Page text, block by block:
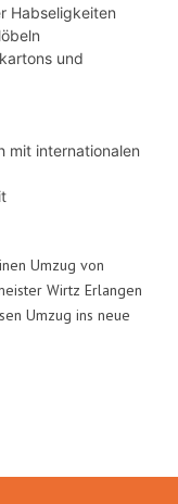
Habseligkeiten
und
mit internationalen
Umzug von
Wirtz Erlangen
Umzug ins neue